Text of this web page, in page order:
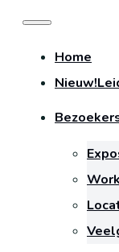
Home
Nieuw!